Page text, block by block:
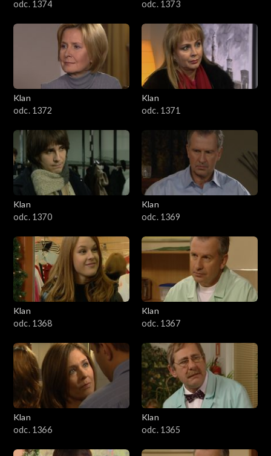
odc. 1374 odc. 1373
Klan
odc. 1372
Klan
odc. 1371
Klan
odc. 1370
Klan
odc. 1369
Klan
odc. 1368
Klan
odc. 1367
Klan
odc. 1366
Klan
odc. 1365